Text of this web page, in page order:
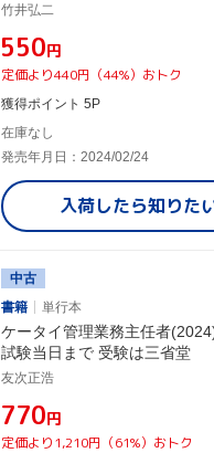
竹井弘二
¥550円
定価より440円（44%）おトク
獲得ポイント 5P
在庫なし
発売年月日：2024/02/24
入荷したら知りた
中古
書籍
単行本
ケータイ管理業務主任者
試験当日まで 受験は三省堂
友次正浩
¥770円
定価より1,210円（61%）おトク